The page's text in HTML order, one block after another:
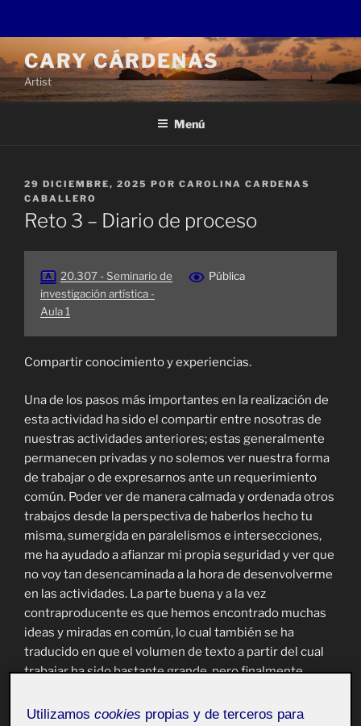
al
contenido
CARY CÁRDENAS
Artist
Menú
PUBLICADO
EL
29 DICIEMBRE, 2025 POR CAROLINA CARDENAS
CABALLERO
Reto 3 – Diario de proceso
20.307 - Seminario de
investigación artística -
Aula 1
Pública
Compartir conocimiento y experiencias.
Una de los pasos más importantes en la realización de
esta actividad ha sido el compartir entre nosotras de
nuestras actividades anteriores; estas generalmente
permanecen privadas y no solemos ver nuestra forma
de trabajar o de expresarnos ante un requerimiento
común. Poder ver de manera calmada y ordenada otros
trabajos desde la perspectiva de haberlos hecho tu
misma, sumergida en paralelismos e intersecciones,
me ha ayudado a afianzar mi propia seguridad y ver que
no voy tan desencaminada a la hora de desenvolverme
en las actividades. La parte buena y a la vez
contraproducente es que hemos encontrado muchas
ideas y miradas en común, lo cual también se ha
traducido en que el volumen de texto a partir del cual
trabajar ha sido bastante grande, pero finalmente
transmitir en este manifiesto.
Utilizamoscookies propias y de terceros para